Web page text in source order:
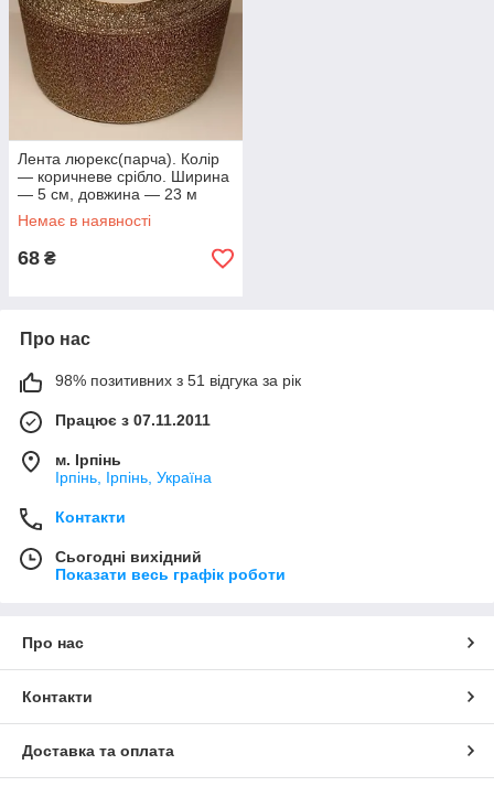
Лента люрекс(парча). Колір
— коричневе срібло. Ширина
— 5 см, довжина — 23 м
Немає в наявності
68 ₴
Про нас
98% позитивних з 51 відгука за рік
Працює з 07.11.2011
м. Ірпінь
Ірпінь, Ірпінь, Україна
Контакти
Сьогодні вихідний
Показати весь графік роботи
Про нас
Контакти
Доставка та оплата